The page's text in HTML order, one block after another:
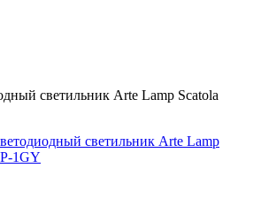
светильник Arte Lamp Scatola